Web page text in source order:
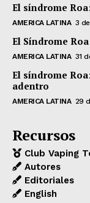
El síndrome
AMERICA LATINA 3
El Síndrome
AMERICA LATINA 31
El síndrome
adentro
AMERICA LATINA 29
Recursos
Club Vaping
Autores
Editoriales
English